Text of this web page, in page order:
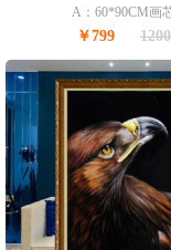
A：60*90CM画
￥799 1200